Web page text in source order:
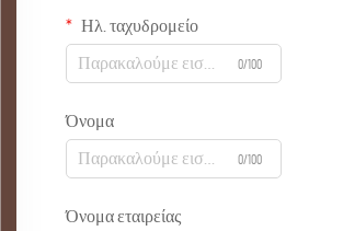
Ηλ. ταχυδρομείο
0/100
Όνομα
0/100
Όνομα εταιρείας